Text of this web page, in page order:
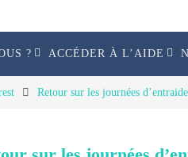
? ACCÉDER À L’AIDE
Retour sur les journées